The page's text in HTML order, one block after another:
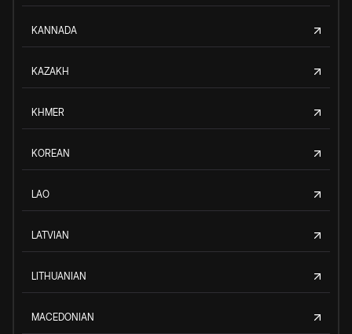
KANNADA
KAZAKH
KHMER
KOREAN
LAO
LATVIAN
LITHUANIAN
MACEDONIAN